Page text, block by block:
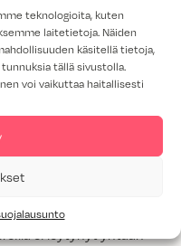
teknologioita, kuten
laitetietoja. Näiden
käsitellä tietoja,
tällä sivustolla.
voi vaikuttaa haitallisesti
ei löytynyt yhtään